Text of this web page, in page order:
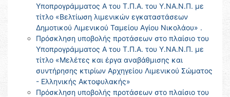
Υποπρογράμματος Α του Τ.Π.Α. του Υ.ΝΑ.Ν.Π. με
τίτλο «Βελτίωση λιμενικών εγκαταστάσεων
Δημοτικού Λιμενικού Ταμείου Αγίου Νικολάου» .
Πρόσκληση υποβολής προτάσεων στο πλαίσιο του
Υποπρογράμματος Α του Τ.Π.Α. του Υ.ΝΑ.Ν.Π. με
τίτλο «Μελέτες και έργα αναβάθμισης και
συντήρησης κτιρίων Αρχηγείου Λιμενικού Σώματος
- Ελληνικής Ακτοφυλακής»
Πρόσκληση υποβολής προτάσεων στο πλαίσιο του